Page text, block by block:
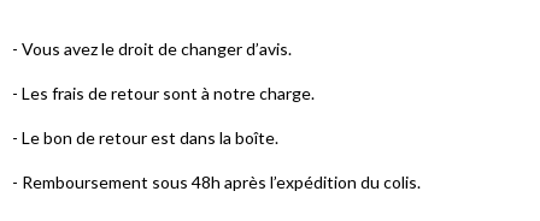
- Vous avez le droit de changer d’avis.
- Les frais de retour sont à notre charge.
- Le bon de retour est dans la boîte.
- Remboursement sous 48h après l’expédition du colis.